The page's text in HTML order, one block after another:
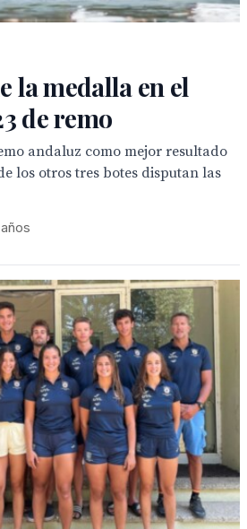
la medalla en el
de remo
andaluz como mejor resultado
los otros tres botes disputan las